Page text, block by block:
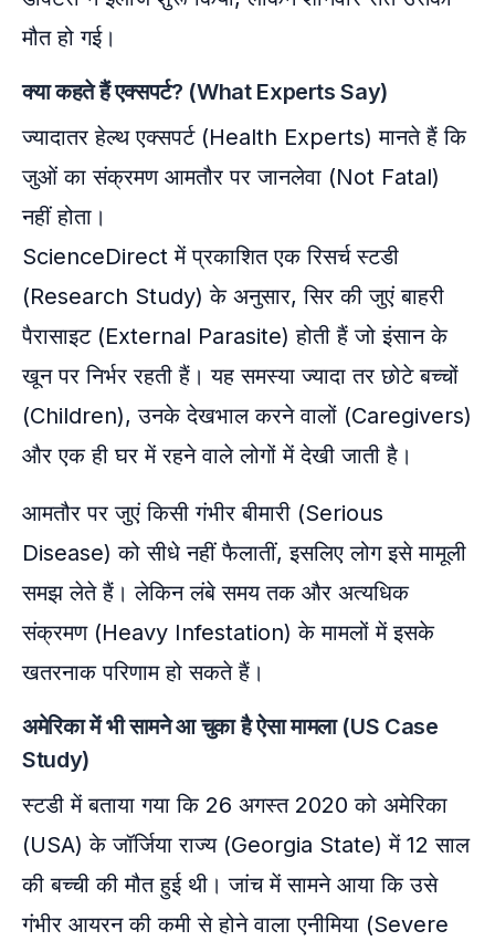
मौत हो गई।
क्या कहते हैं एक्सपर्ट? (What Experts Say)
ज्यादातर हेल्थ एक्सपर्ट (Health Experts) मानते हैं कि
जुओं का संक्रमण आमतौर पर जानलेवा (Not Fatal)
नहीं होता।
ScienceDirect में प्रकाशित एक रिसर्च स्टडी
(Research Study) के अनुसार, सिर की जुएं बाहरी
पैरासाइट (External Parasite) होती हैं जो इंसान के
खून पर निर्भर रहती हैं। यह समस्या ज्यादा तर छोटे बच्चों
(Children), उनके देखभाल करने वालों (Caregivers)
और एक ही घर में रहने वाले लोगों में देखी जाती है।
आमतौर पर जुएं किसी गंभीर बीमारी (Serious
Disease) को सीधे नहीं फैलातीं, इसलिए लोग इसे मामूली
समझ लेते हैं। लेकिन लंबे समय तक और अत्यधिक
संक्रमण (Heavy Infestation) के मामलों में इसके
खतरनाक परिणाम हो सकते हैं।
अमेरिका में भी सामने आ चुका है ऐसा मामला (US Case
Study)
स्टडी में बताया गया कि 26 अगस्त 2020 को अमेरिका
(USA) के जॉर्जिया राज्य (Georgia State) में 12 साल
की बच्ची की मौत हुई थी। जांच में सामने आया कि उसे
गंभीर आयरन की कमी से होने वाला एनीमिया (Severe